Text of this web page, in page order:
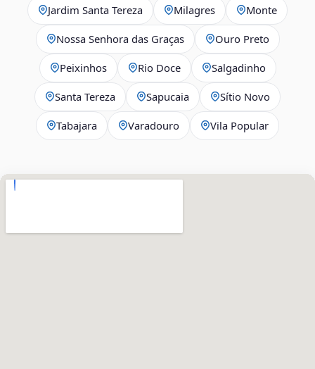
Jardim Santa Tereza Milagres Monte
Nossa Senhora das Graças Ouro Preto
Peixinhos Rio Doce Salgadinho
Santa Tereza Sapucaia Sítio Novo
Tabajara Varadouro Vila Popular